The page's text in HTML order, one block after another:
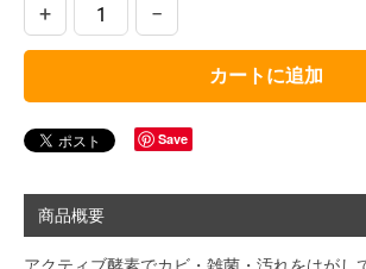
+ −
カートに追加
Save
商品概要